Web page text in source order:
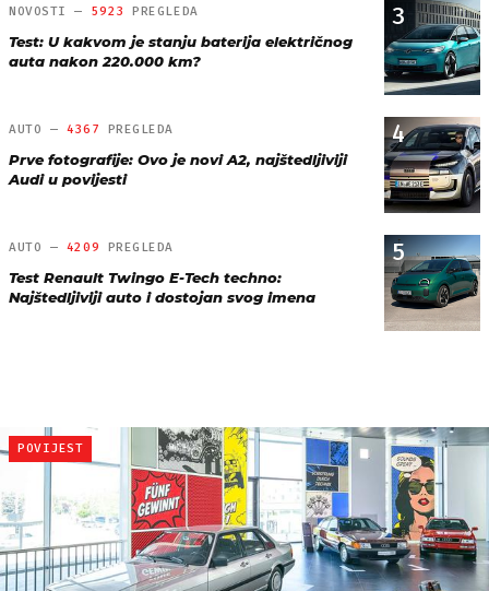
3
NOVOSTI — 5923 PREGLEDA
Test: U kakvom je stanju baterija električnog
auta nakon 220.000 km?
4
AUTO — 4367 PREGLEDA
Prve fotografije: Ovo je novi A2, najštedljiviji
Audi u povijesti
5
AUTO — 4209 PREGLEDA
Test Renault Twingo E-Tech techno:
Najštedljiviji auto i dostojan svog imena
POVIJEST